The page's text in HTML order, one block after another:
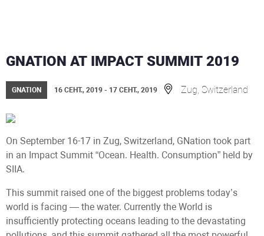
GNATION AT IMPACT SUMMIT 2019
GNATION 16 СЕНТ., 2019 - 17 СЕНТ., 2019 Zug, Switzerland
On September 16-17 in Zug, Switzerland, GNation took part
in an Impact Summit “Ocean. Health. Consumption” held by
SIIA.
This summit raised one of the biggest problems today’s
world is facing — the water. Currently the World is
insufficiently protecting oceans leading to the devastating